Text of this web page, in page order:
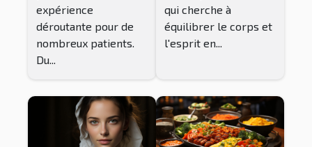
expérience
déroutante pour de
nombreux patients.
Du...
qui cherche à
équilibrer le corps et
l'esprit en...